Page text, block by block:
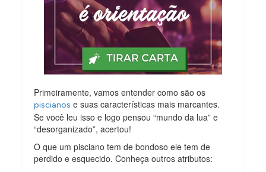
Primeiramente, vamos entender como são os
piscianos e suas características mais marcantes.
Se você leu isso e logo pensou “mundo da lua” e
“desorganizado”, acertou!
O que um pisciano tem de bondoso ele tem de
perdido e esquecido. Conheça outros atributos: